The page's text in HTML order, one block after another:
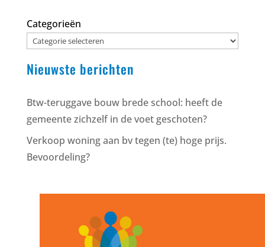
Categorieën
Nieuwste berichten
Btw-teruggave bouw brede school: heeft de
gemeente zichzelf in de voet geschoten?
Verkoop woning aan bv tegen (te) hoge prijs.
Bevoordeling?